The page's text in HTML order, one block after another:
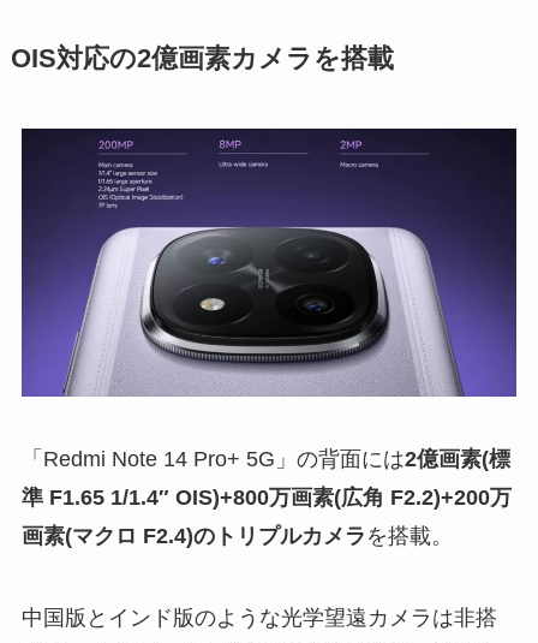
OIS対応の2億画素カメラを搭載
「Redmi Note 14 Pro+ 5G」の背面には2億画素(標
準 F1.65 1/1.4″ OIS)+800万画素(広角 F2.2)+200万
画素(マクロ F2.4)のトリプルカメラ を搭載。
中国版とインド版のような光学望遠カメラは非搭